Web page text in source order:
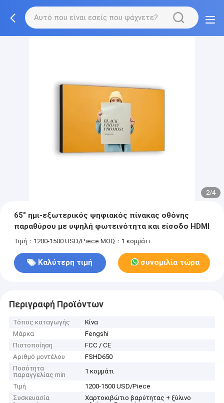
2/4
65" ημι-εξωτερικός ψηφιακός πίνακας οθόνης
παραθύρου με υψηλή φωτεινότητα και είσοδο HDMI
Τιμή：1200-1500 USD/Piece MOQ：1 κομμάτι
Καλύτερη τιμή συνομιλία τώρα
Περιγραφή Προϊόντων
Τόπος καταγωγής
Κίνα
Μάρκα
Fengshi
Πιστοποίηση
FCC / CE
Αριθμό μοντέλου
FSHD650
Ποσότητα
παραγγελίας min
1 κομμάτι
Τιμή
1200-1500 USD/Piece
Συσκευασία
Χαρτοκιβώτιο βαρύτητας + ξύλινο